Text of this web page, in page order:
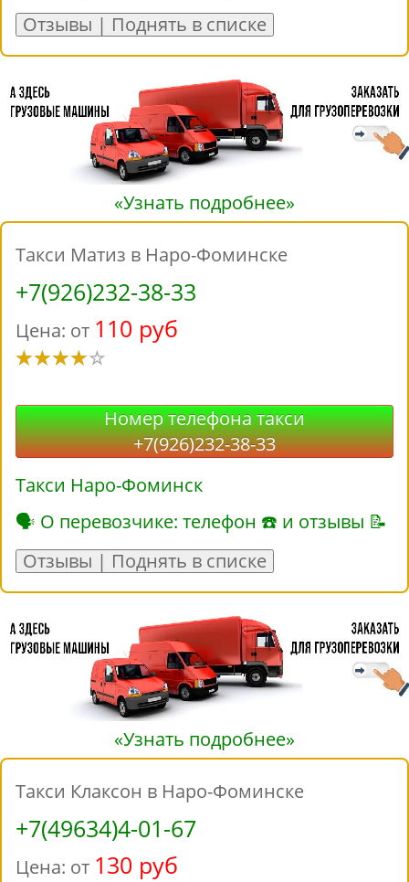
Отзывы | Поднять в списке
«Узнать подробнее»
Такси Матиз в Наро-Фоминске
+7(926)232-38-33
Цена: от 110 руб
Номер телефона такси
+7(926)232-38-33
Такси Наро-Фоминск
🗣 О перевозчике: телефон ☎ и отзывы 📝
Отзывы | Поднять в списке
«Узнать подробнее»
Такси Клаксон в Наро-Фоминске
+7(49634)4-01-67
Цена: от 130 руб